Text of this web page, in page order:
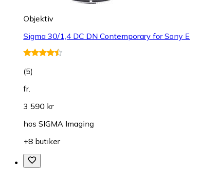
Objektiv
Sigma 30/1,4 DC DN Contemporary for Sony E
(5)
fr.
3 590 kr
hos SIGMA Imaging
+8 butiker